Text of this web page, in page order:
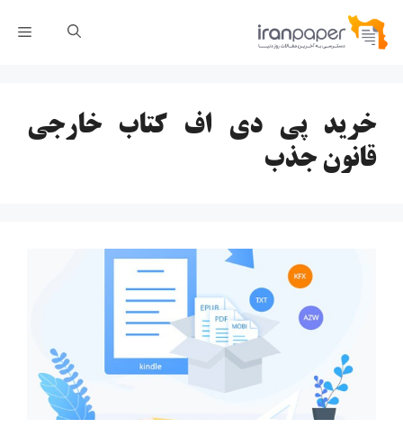
پرش
خرید پی دی اف کتاب خارجی
قانون جذب